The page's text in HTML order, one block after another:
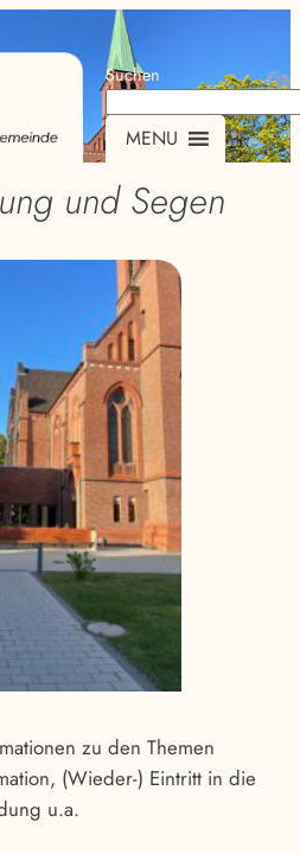
Suchen
MENU
und Segen
zu den Themen
(Wieder-) Eintritt in die
u.a.